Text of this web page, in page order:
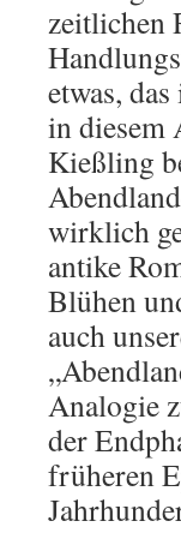
zeitlichen
etwas,
in diesem
Kießling
wirklich
antike
Blühen
auch
Analogie
der
früheren